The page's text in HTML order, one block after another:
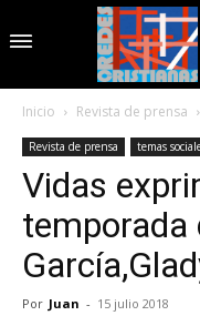
Inicio Revista de prensa
Revista de prensa temas
Vidas
temporada
Por Juan - 15 julio 2018